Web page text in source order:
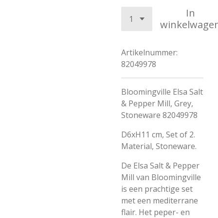
In
Artikelnummer:
82049978
Bloomingville Elsa Salt
& Pepper Mill, Grey,
Stoneware 82049978
D6xH11 cm, Set of 2.
Material, Stoneware.
De Elsa Salt & Pepper
Mill van Bloomingville
is een prachtige set
met een mediterrane
flair. Het peper- en